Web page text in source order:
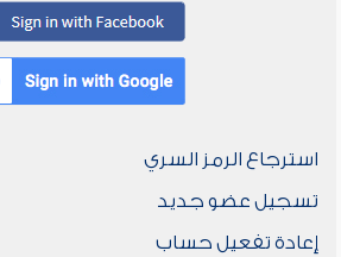
استرجاع الرمز السري
تسجيل عضو جديد
إعادة تفعيل حساب